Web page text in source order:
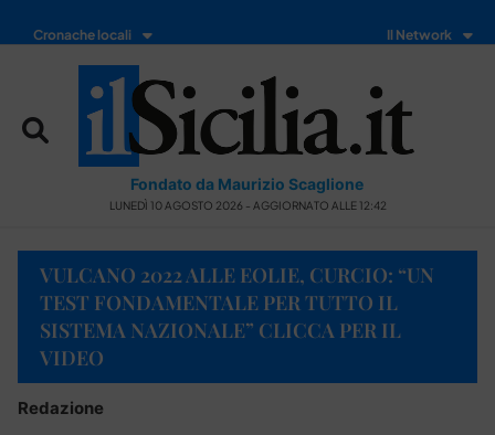
Cronache locali Il Network
Fondato da Maurizio Scaglione
LUNEDÌ 10 AGOSTO 2026 - AGGIORNATO ALLE 12:42
VULCANO 2022 ALLE EOLIE, CURCIO: “UN
TEST FONDAMENTALE PER TUTTO IL
SISTEMA NAZIONALE” CLICCA PER IL
VIDEO
Redazione